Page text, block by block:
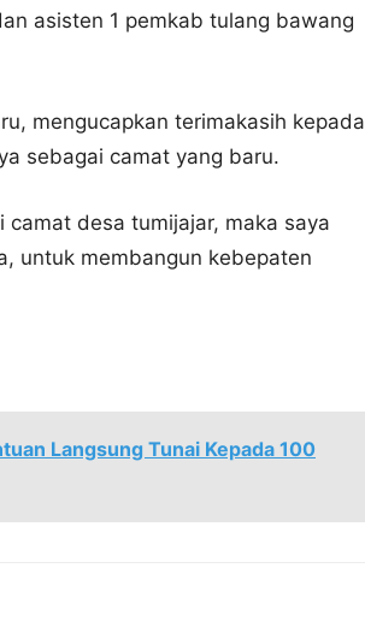
asisten 1 pemkab tulang bawang
mengucapkan terimakasih kepada
sebagai camat yang baru.
desa tumijajar, maka saya
untuk membangun kebepaten
Langsung Tunai Kepada 100